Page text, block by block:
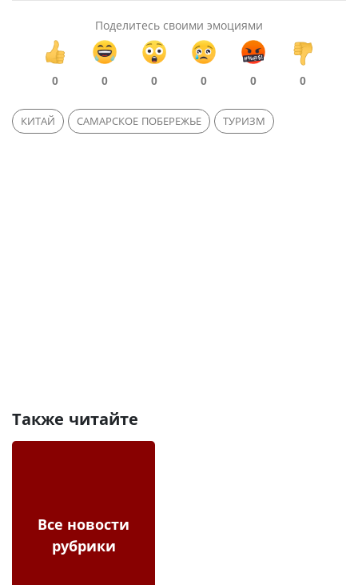
Поделитесь своими эмоциями
0 0 0 0 0 0
КИТАЙ САМАРСКОЕ ПОБЕРЕЖЬЕ ТУРИЗМ
Также читайте
Все новости
рубрики